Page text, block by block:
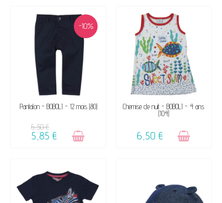
-10%
VENDU, VICTIME DE SON
Pantalon - BOBOLI - 12 mois (80)
6,50 €
5,85 €
VENDU, VICTIME DE SON
SUCCÈS ☺
Chemise de nuit - BOBOLI - 4 ans
(104)
6,50 €